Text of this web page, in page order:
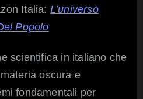
Italia: L’universo
Popolo
scientifica in italiano che
oscura e
fondamentali per